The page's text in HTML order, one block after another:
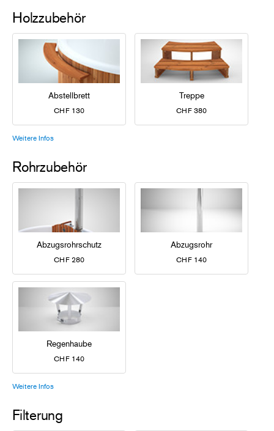
Holzzubehör
Abstellbrett
CHF 130
Treppe
CHF 380
Weitere Infos
Rohrzubehör
Abzugsrohrschutz
CHF 280
Abzugsrohr
CHF 140
Regenhaube
CHF 140
Weitere Infos
Filterung